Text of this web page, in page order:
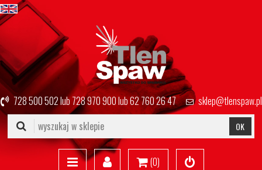
728 500 502lub728 970 900lub62 760 26 47 sklep@tlenspaw.pl
OK
(0)